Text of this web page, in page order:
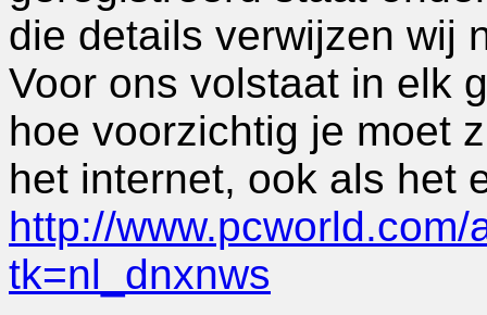
die details verwijzen wij
Voor ons volstaat in elk
hoe voorzichtig je moet
het internet, ook als het
http://
tk=nl_dnxnws